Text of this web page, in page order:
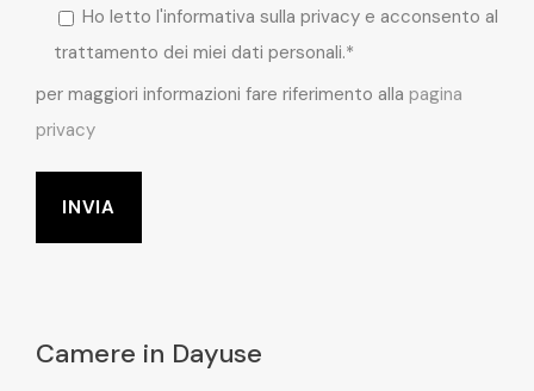
Ho letto l'informativa sulla privacy e acconsento al
trattamento dei miei dati personali.*
per maggiori informazioni fare riferimento alla pagina
privacy
Camere in Dayuse